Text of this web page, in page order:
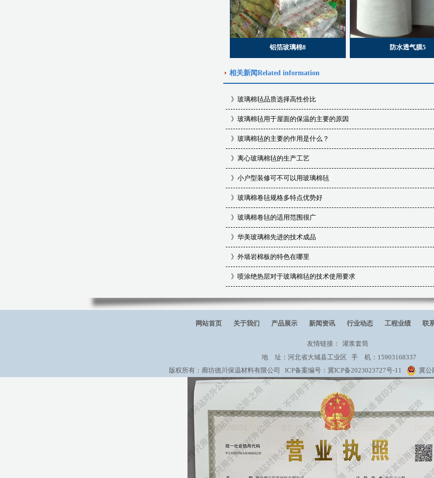
铝箔玻璃棉8 防水透气膜5
相关新闻Related information
》 玻璃棉毡品质选择高性价比
》 玻璃棉毡用于屋面的保温的主要的原因
》 玻璃棉毡的主要的作用是什么？
》 离心玻璃棉毡的生产工艺
》 小户型装修可不可以用玻璃棉毡
》 玻璃棉卷毡规格多特点优势好
》 玻璃棉卷毡的适用范围很广
》 华美玻璃棉先进的技术成品
》 外墙岩棉板的特色在哪里
》 喷涂绝热层对于玻璃棉毡的技术使用要求
网站首页 关于我们 产品展示 新闻资讯 行业动态 工程业绩 联
友情链接：
灌浆套筒
地 址：河北省大城县工业区 手 机：15903168337
版权所有：廊坊德川保温材料有限公司 ICP备案编号： 冀ICP备2023023727号-11 冀公